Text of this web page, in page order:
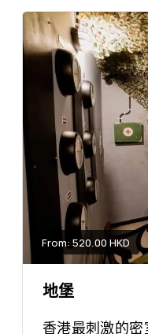
From: 520.00 HKD
地堡
香港最刺激的